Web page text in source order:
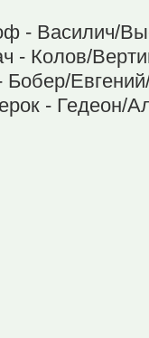
- Василич/
- Колов/
Бобер/
- Гедеон/